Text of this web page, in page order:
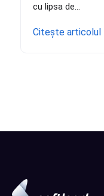
cu lipsa de...
Citește articolul